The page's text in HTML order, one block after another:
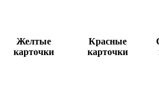
Желтые
карточки
Красные
карточки